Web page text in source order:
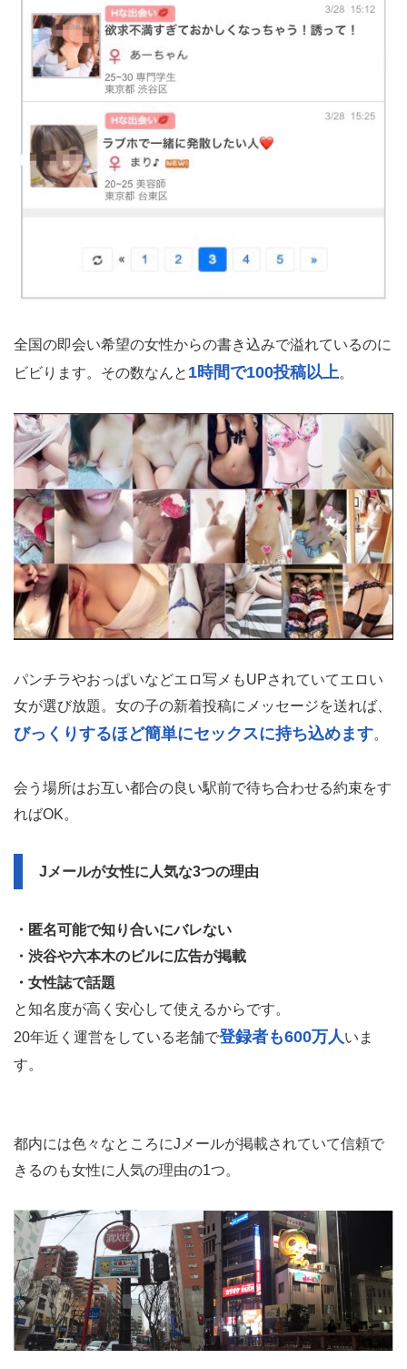
全国の即会い希望の女性からの書き込みで溢れているのに
ビビります。その数なんと 1時間で100投稿以上。
パンチラやおっぱいなどエロ写メもUPされていてエロい
女が選び放題。女の子の新着投稿にメッセージを送れば、
びっくりするほど簡単にセックスに持ち込めます。
会う場所はお互い都合の良い駅前で待ち合わせる約束をす
ればOK。
Jメールが女性に人気な3つの理由
・匿名可能で知り合いにバレない
・渋谷や六本木のビルに広告が掲載
・女性誌で話題
と知名度が高く安心して使えるからです。
20年近く運営をしている老舗で登録者も600万人いま
す。
都内には色々なところにJメールが掲載されていて信頼で
きるのも女性に人気の理由の1つ。